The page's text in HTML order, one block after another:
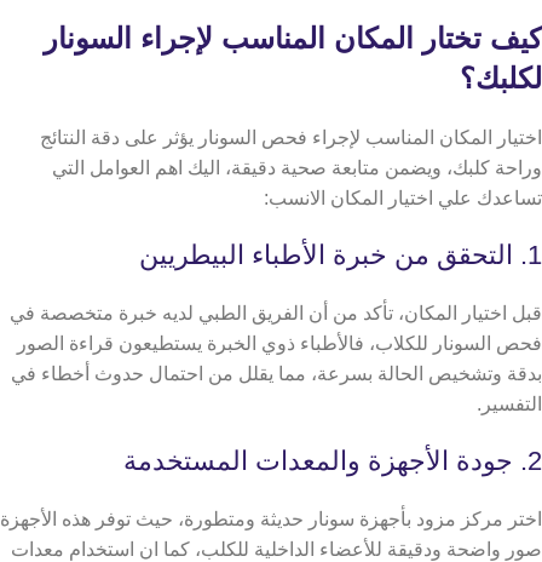
كيف تختار المكان المناسب لإجراء السونار
لكلبك؟
اختيار المكان المناسب لإجراء فحص السونار يؤثر على دقة النتائج
وراحة كلبك، ويضمن متابعة صحية دقيقة، اليك اهم العوامل التي
تساعدك علي اختيار المكان الانسب:
1. التحقق من خبرة الأطباء البيطريين
قبل اختيار المكان، تأكد من أن الفريق الطبي لديه خبرة متخصصة في
فحص السونار للكلاب، فالأطباء ذوي الخبرة يستطيعون قراءة الصور
بدقة وتشخيص الحالة بسرعة، مما يقلل من احتمال حدوث أخطاء في
التفسير.
2. جودة الأجهزة والمعدات المستخدمة
اختر مركز مزود بأجهزة سونار حديثة ومتطورة، حيث توفر هذه الأجهزة
صور واضحة ودقيقة للأعضاء الداخلية للكلب، كما ان استخدام معدات